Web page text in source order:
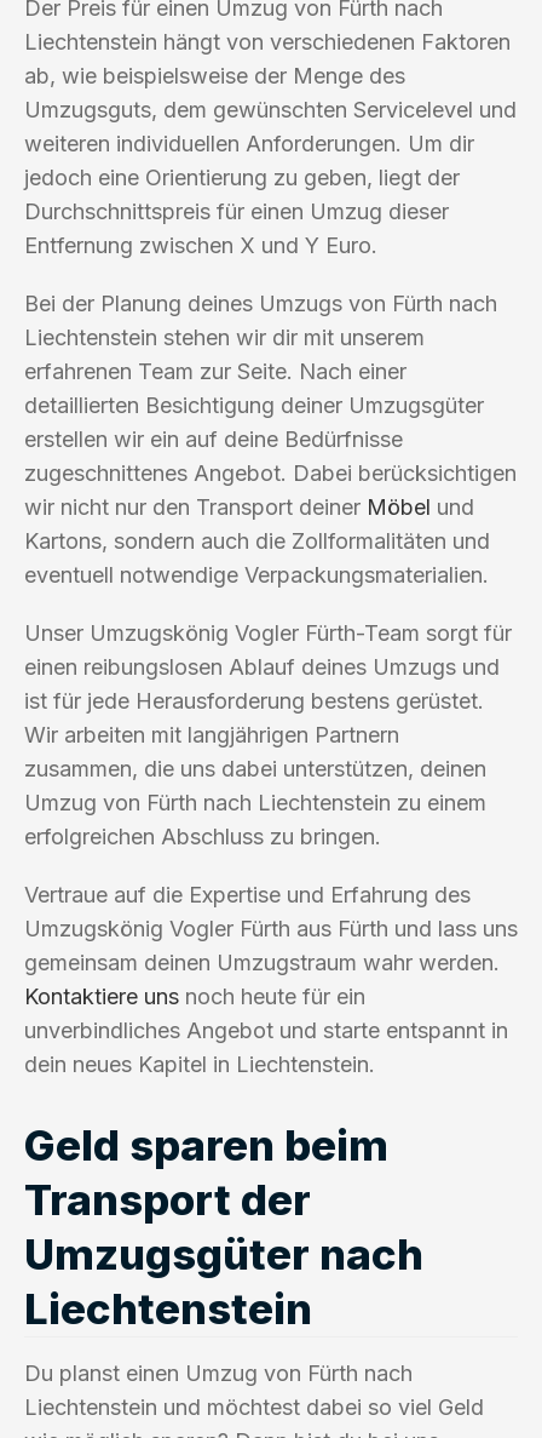
Der Preis für einen Umzug von Fürth nach
Liechtenstein hängt von verschiedenen Faktoren
ab, wie beispielsweise der Menge des
Umzugsguts, dem gewünschten Servicelevel und
weiteren individuellen Anforderungen. Um dir
jedoch eine Orientierung zu geben, liegt der
Durchschnittspreis für einen Umzug dieser
Entfernung zwischen X und Y Euro.
Bei der Planung deines Umzugs von Fürth nach
Liechtenstein stehen wir dir mit unserem
erfahrenen Team zur Seite. Nach einer
detaillierten Besichtigung deiner Umzugsgüter
erstellen wir ein auf deine Bedürfnisse
zugeschnittenes Angebot. Dabei berücksichtigen
wir nicht nur den Transport deiner Möbel und
Kartons, sondern auch die Zollformalitäten und
eventuell notwendige Verpackungsmaterialien.
Unser Umzugskönig Vogler Fürth-Team sorgt für
einen reibungslosen Ablauf deines Umzugs und
ist für jede Herausforderung bestens gerüstet.
Wir arbeiten mit langjährigen Partnern
zusammen, die uns dabei unterstützen, deinen
Umzug von Fürth nach Liechtenstein zu einem
erfolgreichen Abschluss zu bringen.
Vertraue auf die Expertise und Erfahrung des
Umzugskönig Vogler Fürth aus Fürth und lass uns
gemeinsam deinen Umzugstraum wahr werden.
Kontaktiere uns noch heute für ein
unverbindliches Angebot und starte entspannt in
dein neues Kapitel in Liechtenstein.
Geld sparen beim
Transport der
Umzugsgüter nach
Liechtenstein
Du planst einen Umzug von Fürth nach
Liechtenstein und möchtest dabei so viel Geld